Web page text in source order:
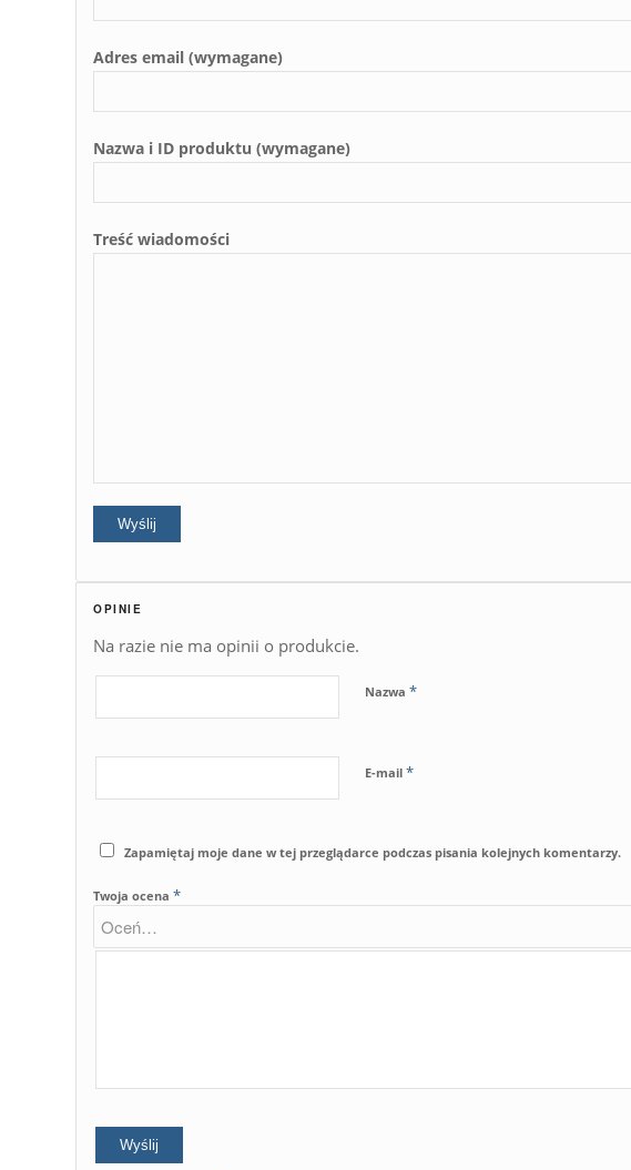
Adres email (wymagane)
Nazwa i ID produktu (wymagane)
Treść wiadomości
OPINIE
Na razie nie ma opinii o produkcie.
Nazwa*
E-mail*
Zapamiętaj moje dane w tej przeglądarce podczas pisania kolejnych komentarzy.
Twoja ocena*